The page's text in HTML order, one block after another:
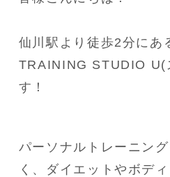
仙川駅より徒歩2分にあ
TRAINING STUDIO U(
す！
パーソナルトレーニン
く、ダイエットやボデ